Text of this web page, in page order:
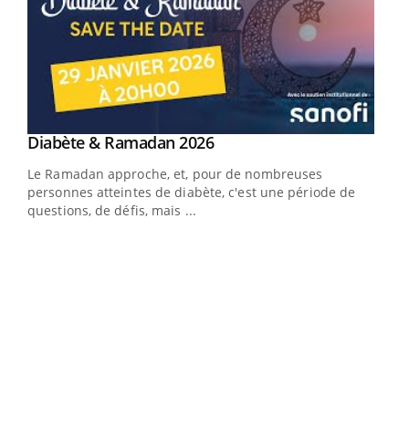
Youtube
Diabète & Ramadan 2026Youtube
Le Ramadan approche, et, pour de nombreuses
personnes atteintes de diabète, c'est une période de
questions, de défis, mais ...